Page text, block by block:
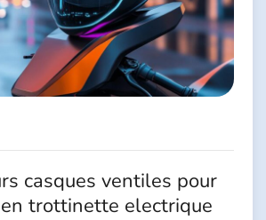
casques ventiles pour
trottinette electrique